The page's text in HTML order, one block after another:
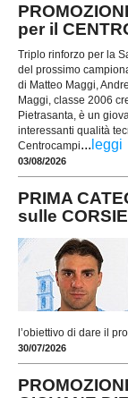
per il
Triplo rinforzo per la
del prossimo
di Matteo Maggi,
Maggi, classe 2006
Pietrasanta, è un
interessanti qualità
Centrocampi... leggi
03/08/2026
PRIMA
sulle
l’obiettivo di dare il
30/07/2026